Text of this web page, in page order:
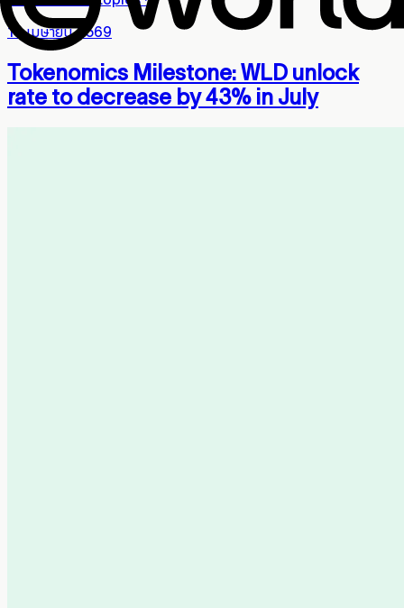
10 เมษายน 2569
Tokenomics Milestone: WLD unlock
rate to decrease by 43% in July